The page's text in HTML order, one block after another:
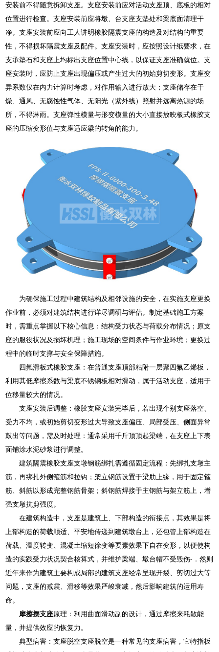
安装前不得随意拆卸支座。支座安装前应对活动支座顶、底板的相对
位置进行检查。支座安装前应将墩、台支座支垫处和梁底面清理干
净。支座安装前应向工人讲明橡胶隔震支座的构造及对结构的重要
性，不得损坏隔震支座及配件。支座安装时，应按照设计纸要求，在
支承垫石和支座上均标出支座位置中心线，以保证支座准确就位。支
座安装时，应防止支座出现偏压或产生过大的初始剪切变形。支座变
异系数仅在内力计算时考虑，对作用输入进行放大；支座储存在干
燥、通风、无腐蚀性气体、无阳光（紫外线）照射并远离热源的场
所，不得淋雨。支座弹性模量与形变模量的大小直接放映板式橡胶支
座的压缩变形值与支座适应梁的转角的能力。
为确保施工过程中建筑结构及相邻设施的安全，在实施支座更换
作业前，必须对建筑结构进行详尽调研与评估。制定基础施工方案
时，需重点掌握以下核心信息：结构受力状态与荷载分布情况；原支
座的服役状况及损坏机理；施工现场的空间条件与作业环境；更换过
程中的临时支撑与安全保障措施。
四氟滑板式橡胶支座：在普通支座顶部粘附一层聚四氟乙烯板，
利用其低摩擦系数与梁底不锈钢板相对滑动，属于活动支座，适用于
位移量较大的情况。
支座安装后调整：橡胶支座安装完毕后，若出现个别支座落空、
受力不均，或初始剪切变形过大导致支座偏压、局部受压、侧面异常
鼓出等问题，需及时处理：通常采用千斤顶顶起梁端，在支座上下表
面铺涂水泥砂浆进行调整。
建筑隔震橡胶支座支墩钢筋绑扎需遵循固定流程：先绑扎支墩主
筋，再绑扎外侧箍筋和拉钩；架立钢筋设置于梁肋上缘，用于固定箍
筋、斜筋以形成完整钢筋骨架；斜钢筋焊接于主钢筋与架立筋上，增
强支墩抗剪强度。
在建筑构造中，支座是建筑上、下部构造的衔接点，其效果是将
上部构造的荷载顺适、平安地传递到建筑墩台上，还包管上部构造在
荷载、温度转变、混凝土缩短徐变等要素效果下自在变形，以便使构
造的实践受力状况契合核算式，并维护梁端、墩台帽不受毁伤-．然则
近年来作为建筑主要构成局部的建筑支座经常呈现开裂、剪切过大等
问题，支座的减震、滑移等效果严峻衰减，然后影响建筑的运用寿
命。
摩擦摆支座原理：利用曲面滑动副的设计，通过摩擦来耗散能
量，并提供效应的恢复力。
典型病害：支座脱空支座脱空是一种常见的支座病害，它特指板